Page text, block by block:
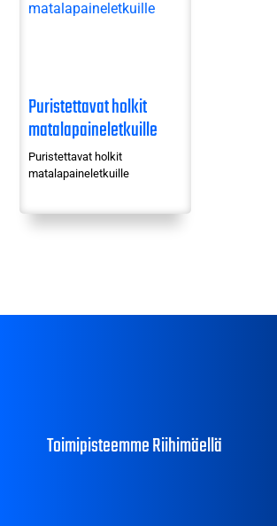
Puristettavat holkit
matalapaineletkuille
Puristettavat holkit
matalapaineletkuille
Toimipisteemme Riihimäellä